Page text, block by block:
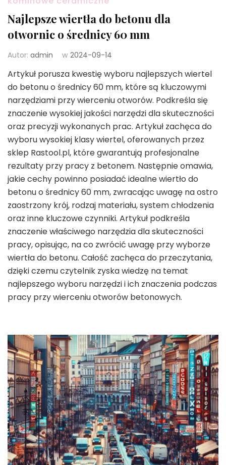
Najlepsze wiertła do betonu dla
otwornic o średnicy 60 mm
Autor: admin w 2024-09-14
Artykuł porusza kwestię wyboru najlepszych wiertel
do betonu o średnicy 60 mm, które są kluczowymi
narzędziami przy wierceniu otworów. Podkreśla się
znaczenie wysokiej jakości narzędzi dla skuteczności
oraz precyzji wykonanych prac. Artykuł zachęca do
wyboru wysokiej klasy wiertel, oferowanych przez
sklep Rastool.pl, które gwarantują profesjonalne
rezultaty przy pracy z betonem. Następnie omawia,
jakie cechy powinno posiadać idealne wiertło do
betonu o średnicy 60 mm, zwracając uwagę na ostro
zaostrzony krój, rodzaj materiału, system chłodzenia
oraz inne kluczowe czynniki. Artykuł podkreśla
znaczenie właściwego narzędzia dla skuteczności
pracy, opisując, na co zwrócić uwagę przy wyborze
wiertła do betonu. Całość zachęca do przeczytania,
dzięki czemu czytelnik zyska wiedzę na temat
najlepszego wyboru narzędzi i ich znaczenia podczas
pracy przy wierceniu otworów betonowych.